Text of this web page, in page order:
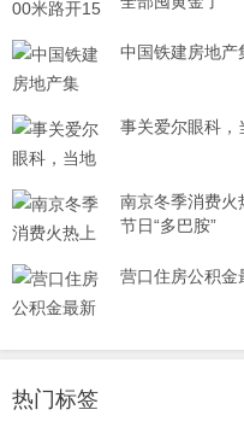
中国铁建房地产
事关爱尔眼科，
南京冬季消费火
节日“多巴胺”
营口住房公积金
热门标签